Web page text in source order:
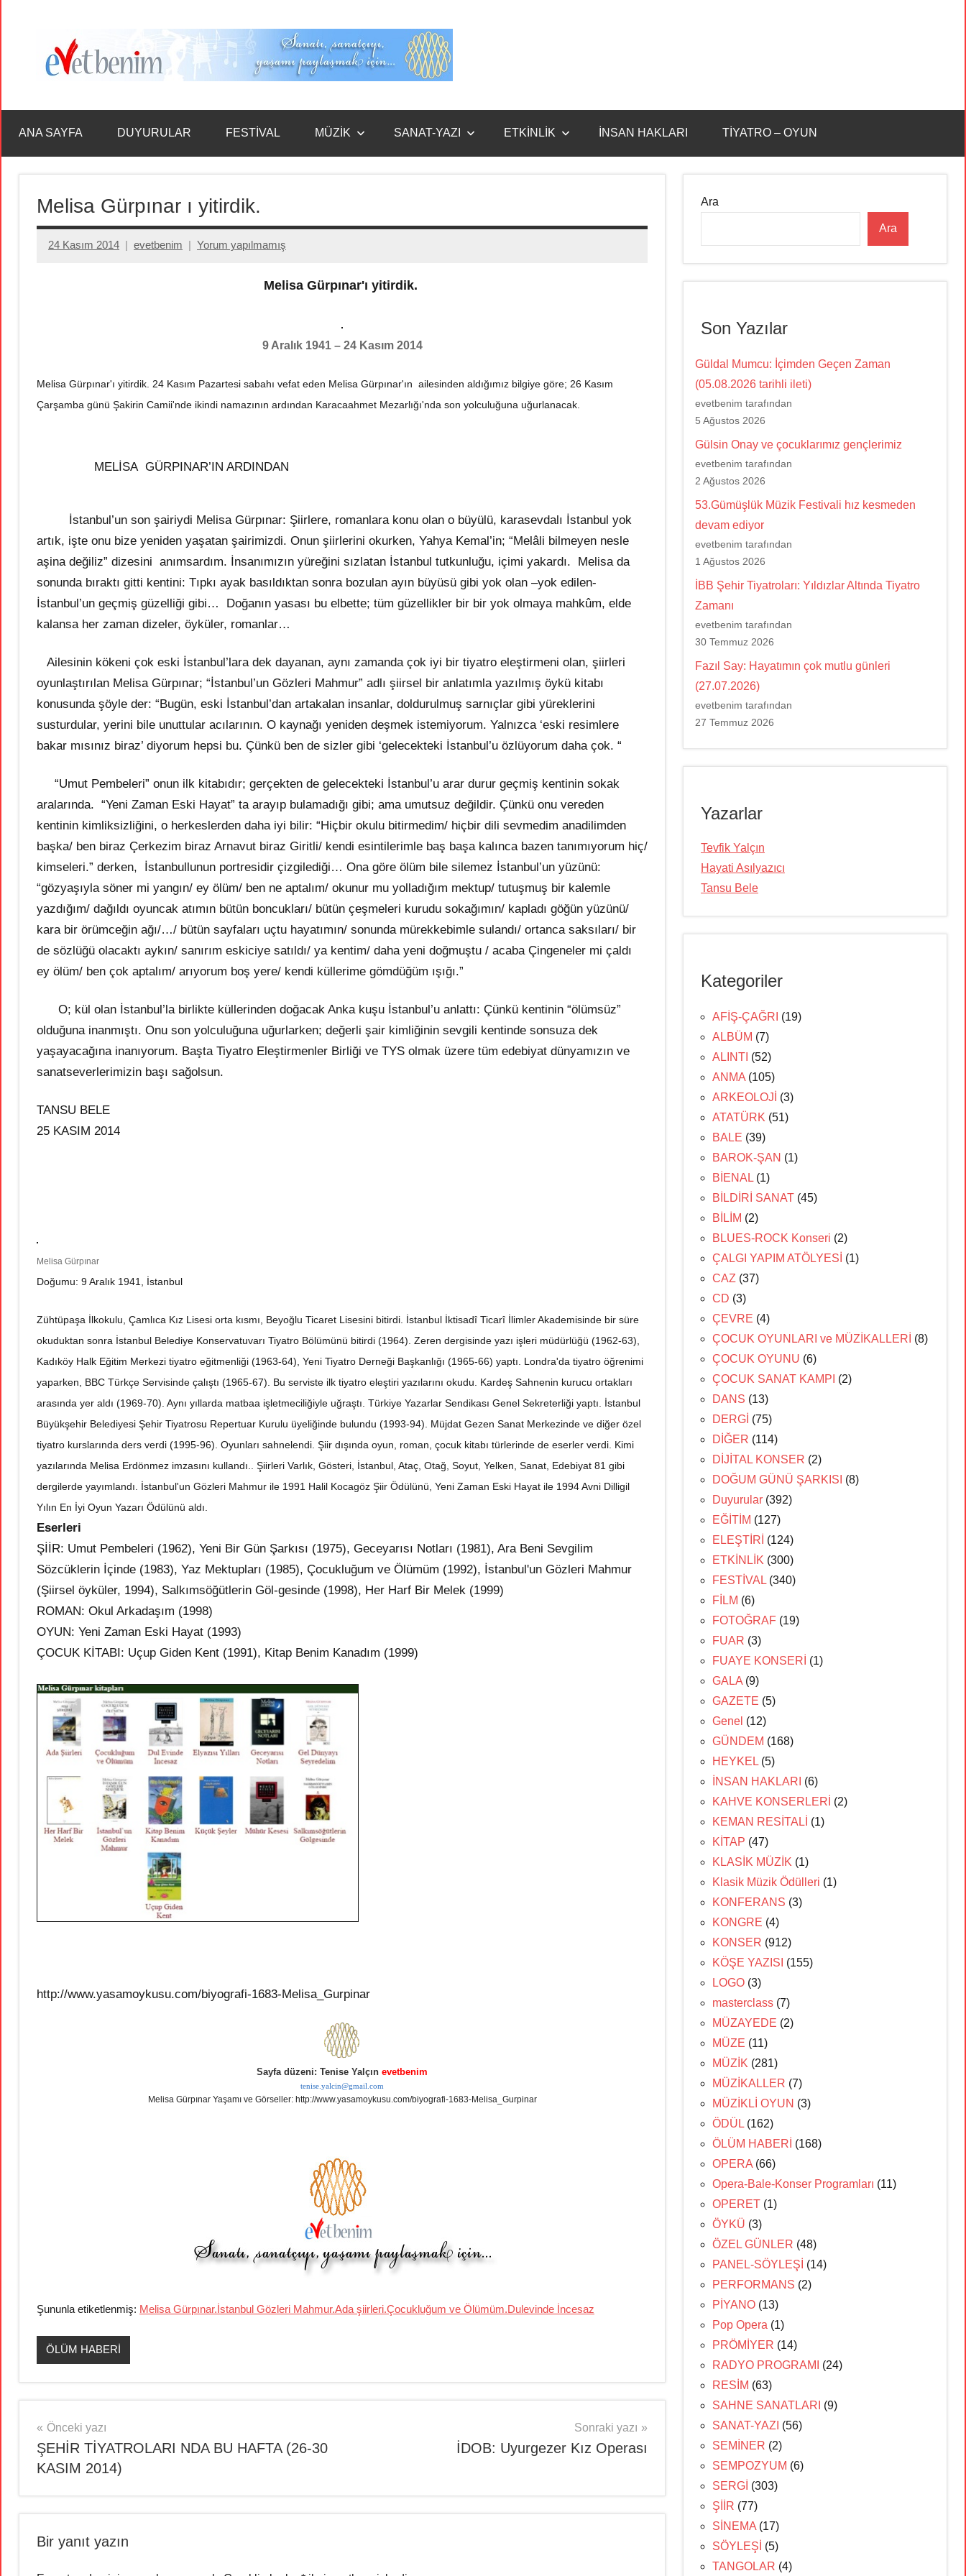
Benim
ANA SAYFA DUYURULAR FESTİVAL MÜZİK SANAT-YAZI ETKİNLİK İNSAN HAKLARI TİYATRO – OYUN
Melisa Gürpınar ı yitirdik.
24 Kasım 2014 evetbenim Yorum yapılmamış
Melisa Gürpınar'ı yitirdik.
9 Aralık 1941 – 24 Kasım 2014
Melisa Gürpınar'ı yitirdik. 24 Kasım Pazartesi sabahı vefat eden Melisa Gürpınar'ın ailesinden aldığımız bilgiye göre; 26 Kasım
Çarşamba günü Şakirin Camii'nde ikindi namazının ardından Karacaahmet Mezarlığı'nda son yolculuğuna uğurlanacak.
MELİSA GÜRPINAR’IN ARDINDAN
İstanbul’un son şairiydi Melisa Gürpınar: Şiirlere, romanlara konu olan o büyülü, karasevdalı İstanbul yok
artık, işte onu bize yeniden yaşatan şairimizdi. Onun şiirlerini okurken, Yahya Kemal’in; “Melâli bilmeyen nesle
aşina değiliz” dizesini anımsardım. İnsanımızın yüreğini sızlatan İstanbul tutkunluğu, içimi yakardı. Melisa da
sonunda bıraktı gitti kentini: Tıpkı ayak basıldıktan sonra bozulan ayın büyüsü gibi yok olan –yok edilen-
İstanbul’un geçmiş güzelliği gibi… Doğanın yasası bu elbette; tüm güzellikler bir bir yok olmaya mahkûm, elde
kalansa her zaman dizeler, öyküler, romanlar…
Ailesinin kökeni çok eski İstanbul’lara dek dayanan, aynı zamanda çok iyi bir tiyatro eleştirmeni olan, şiirleri
oyunlaştırılan Melisa Gürpınar; “İstanbul’un Gözleri Mahmur” adlı şiirsel bir anlatımla yazılmış öykü kitabı
konusunda şöyle der: “Bugün, eski İstanbul’dan artakalan insanlar, doldurulmuş sarnıçlar gibi yüreklerini
susturdular, yerini bile unuttular acılarının. O kaynağı yeniden deşmek istemiyorum. Yalnızca ‘eski resimlere
bakar mısınız biraz’ diyorum hepsi bu. Çünkü ben de sizler gibi ‘gelecekteki İstanbul’u özlüyorum daha çok. “
“Umut Pembeleri” onun ilk kitabıdır; gerçekten de gelecekteki İstanbul’u arar durur geçmiş kentinin sokak
aralarında. “Yeni Zaman Eski Hayat” ta arayıp bulamadığı gibi; ama umutsuz değildir. Çünkü onu vereden
kentinin kimliksizliğini, o herkeslerden daha iyi bilir: “Hiçbir okulu bitirmedim/ hiçbir dili sevmedim anadilimden
başka/ ben biraz Çerkezim biraz Arnavut biraz Giritli/ kendi esintilerimle baş başa kalınca bazen tanımıyorum hiç/
kimseleri.” derken, İstanbullunun portresidir çizgilediği… Ona göre ölüm bile silemez İstanbul’un yüzünü:
“gözyaşıyla söner mi yangın/ ey ölüm/ ben ne aptalım/ okunur mu yolladığım mektup/ tutuşmuş bir kalemle
yazdığım/ dağıldı oyuncak atımın bütün boncukları/ bütün çeşmeleri kurudu sokağımın/ kapladı göğün yüzünü/
kara bir örümceğin ağı/…/ bütün sayfaları uçtu hayatımın/ sonunda mürekkebimle sulandı/ ortanca saksıları/ bir
de sözlüğü olacaktı aykın/ sanırım eskiciye satıldı/ ya kentim/ daha yeni doğmuştu / acaba Çingeneler mi çaldı
ey ölüm/ ben çok aptalım/ arıyorum boş yere/ kendi küllerime gömdüğüm ışığı.”
O; kül olan İstanbul’la birlikte küllerinden doğacak Anka kuşu İstanbul’u anlattı: Çünkü kentinin “ölümsüz”
olduğuna inanmıştı. Onu son yolculuğuna uğurlarken; değerli şair kimliğinin sevgili kentinde sonsuza dek
yaşayacağına inanıyorum. Başta Tiyatro Eleştirmenler Birliği ve TYS olmak üzere tüm edebiyat dünyamızın ve
sanatseverlerimizin başı sağolsun.
TANSU BELE
25 KASIM 2014
Melisa Gürpınar
Doğumu: 9 Aralık 1941, İstanbul
Zühtüpaşa İlkokulu, Çamlıca Kız Lisesi orta kısmı, Beyoğlu Ticaret Lisesini bitirdi. İstanbul İktisadî Ticarî İlimler Akademisinde bir süre
okuduktan sonra İstanbul Belediye Konservatuvarı Tiyatro Bölümünü bitirdi (1964). Zeren dergisinde yazı işleri müdürlüğü (1962-63),
Kadıköy Halk Eğitim Merkezi tiyatro eğitmenliği (1963-64), Yeni Tiyatro Derneği Başkanlığı (1965-66) yaptı. Londra'da tiyatro öğrenimi
yaparken, BBC Türkçe Servisinde çalıştı (1965-67). Bu serviste ilk tiyatro eleştiri yazılarını okudu. Kardeş Sahnenin kurucu ortakları
arasında yer aldı (1969-70). Aynı yıllarda matbaa işletmeciliğiyle uğraştı. Türkiye Yazarlar Sendikası Genel Sekreterliği yaptı. İstanbul
Büyükşehir Belediyesi Şehir Tiyatrosu Repertuar Kurulu üyeliğinde bulundu (1993-94). Müjdat Gezen Sanat Merkezinde ve diğer özel
tiyatro kurslarında ders verdi (1995-96). Oyunları sahnelendi. Şiir dışında oyun, roman, çocuk kitabı türlerinde de eserler verdi. Kimi
yazılarında Melisa Erdönmez imzasını kullandı.. Şiirleri Varlık, Gösteri, İstanbul, Ataç, Otağ, Soyut, Yelken, Sanat, Edebiyat 81 gibi
dergilerde yayımlandı. İstanbul'un Gözleri Mahmur ile 1991 Halil Kocagöz Şiir Ödülünü, Yeni Zaman Eski Hayat ile 1994 Avni Dilligil
Yılın En İyi Oyun Yazarı Ödülünü aldı.
Eserleri
ŞİİR: Umut Pembeleri (1962), Yeni Bir Gün Şarkısı (1975), Geceyarısı Notları (1981), Ara Beni Sevgilim
Sözcüklerin İçinde (1983), Yaz Mektupları (1985), Çocukluğum ve Ölümüm (1992), İstanbul'un Gözleri Mahmur
(Şiirsel öyküler, 1994), Salkımsöğütlerin Göl-gesinde (1998), Her Harf Bir Melek (1999)
ROMAN: Okul Arkadaşım (1998)
OYUN: Yeni Zaman Eski Hayat (1993)
ÇOCUK KİTABI: Uçup Giden Kent (1991), Kitap Benim Kanadım (1999)
http://www.yasamoykusu.com/biyografi-1683-Melisa_Gurpinar
Sayfa düzeni: Tenise Yalçın evetbenim
tenise.yalcin@gmail.com
Melisa Gürpınar Yaşamı ve Görseller: http://www.yasamoykusu.com/biyografi-1683-Melisa_Gurpinar
Şununla etiketlenmiş: Melisa Gürpınar.İstanbul Gözleri Mahmur.Ada şiirleri.Çocukluğum ve Ölümüm.Dulevinde İncesaz
ÖLÜM HABERİ
Yazı
gezinmesi
Önceki yazı
ŞEHİR TİYATROLARI NDA BU HAFTA (26-30
KASIM 2014)
Sonraki yazı
İDOB: Uyurgezer Kız Operası
Bir yanıt yazın
Ara
Ara
Son Yazılar
Güldal Mumcu: İçimden Geçen Zaman
(05.08.2026 tarihli ileti)
evetbenim tarafından
5 Ağustos 2026
Gülsin Onay ve çocuklarımız gençlerimiz
evetbenim tarafından
2 Ağustos 2026
53.Gümüşlük Müzik Festivali hız kesmeden
devam ediyor
evetbenim tarafından
1 Ağustos 2026
İBB Şehir Tiyatroları: Yıldızlar Altında Tiyatro
Zamanı
evetbenim tarafından
30 Temmuz 2026
Fazıl Say: Hayatımın çok mutlu günleri
(27.07.2026)
evetbenim tarafından
27 Temmuz 2026
Yazarlar
Tevfik Yalçın
Hayati Asılyazıcı
Tansu Bele
Kategoriler
AFİŞ-ÇAĞRI (19)
ALBÜM (7)
ALINTI (52)
ANMA (105)
ARKEOLOJİ (3)
ATATÜRK (51)
BALE (39)
BAROK-ŞAN (1)
BİENAL (1)
BİLDİRİ SANAT (45)
BİLİM (2)
BLUES-ROCK Konseri (2)
ÇALGI YAPIM ATÖLYESİ (1)
CAZ (37)
CD (3)
ÇEVRE (4)
ÇOCUK OYUNLARI ve MÜZİKALLERİ (8)
ÇOCUK OYUNU (6)
ÇOCUK SANAT KAMPI (2)
DANS (13)
DERGİ (75)
DİĞER (114)
DİJİTAL KONSER (2)
DOĞUM GÜNÜ ŞARKISI (8)
Duyurular (392)
EĞİTİM (127)
ELEŞTİRİ (124)
ETKİNLİK (300)
FESTİVAL (340)
FİLM (6)
FOTOĞRAF (19)
FUAR (3)
FUAYE KONSERİ (1)
GALA (9)
GAZETE (5)
Genel (12)
GÜNDEM (168)
HEYKEL (5)
İNSAN HAKLARI (6)
KAHVE KONSERLERİ (2)
KEMAN RESİTALİ (1)
KİTAP (47)
KLASİK MÜZİK (1)
Klasik Müzik Ödülleri (1)
KONFERANS (3)
KONGRE (4)
KONSER (912)
KÖŞE YAZISI (155)
LOGO (3)
masterclass (7)
MÜZAYEDE (2)
MÜZE (11)
MÜZİK (281)
MÜZİKALLER (7)
MÜZİKLİ OYUN (3)
ÖDÜL (162)
ÖLÜM HABERİ (168)
OPERA (66)
Opera-Bale-Konser Programları (11)
OPERET (1)
ÖYKÜ (3)
ÖZEL GÜNLER (48)
PANEL-SÖYLEŞİ (14)
PERFORMANS (2)
PİYANO (13)
Pop Opera (1)
PRÖMİYER (14)
RADYO PROGRAMI
(24)
RESİM (63)
SAHNE SANATLARI (9)
SANAT-YAZI (56)
SEMİNER (2)
SEMPOZYUM (6)
SERGİ (303)
ŞİİR (77)
SİNEMA (17)
SÖYLEŞİ (5)
TANGOLAR (4)